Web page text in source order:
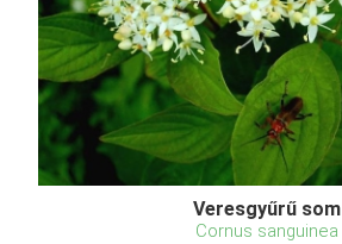
Veresgyűrű som
Cornus sanguinea